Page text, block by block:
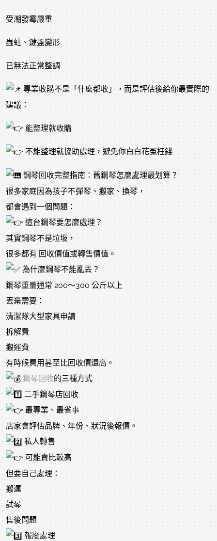
受潮發霉嚴重
蟲蛀、鍵盤變形
已無法正常整調
專業收購不是「什麼都收」，而是評估後給你最實際的
建議：
能整理就收購
不能整理就協助處理，避免你白白花冤枉錢
鋼琴回收完整指南：舊鋼琴怎麼處理最划算？
很多家庭因為孩子不彈琴、搬家、換琴，
都會遇到一個問題：
這台鋼琴要怎麼處理？
其實鋼琴不是垃圾，
很多都有 回收價值或轉售價值。
為什麼鋼琴不能亂丟？
鋼琴重量通常 200～300 公斤以上
丟棄需要：
清潔隊大型家具申請
拆解費
搬運費
有時候費用甚至比回收價還高。
鋼琴回收的三種方式
二手鋼琴店回收
最專業、最省事
店家會評估品牌、年份、狀況後報價。
私人轉售
可能賣比較高
但要自己處理：
搬運
試琴
售後問題
報廢處理